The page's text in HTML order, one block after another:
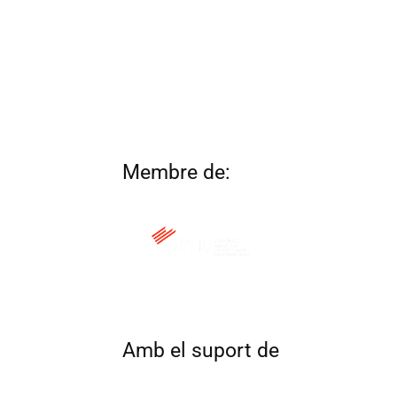
Membre de:
Amb el suport de